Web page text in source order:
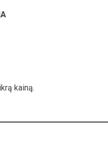
kainą.